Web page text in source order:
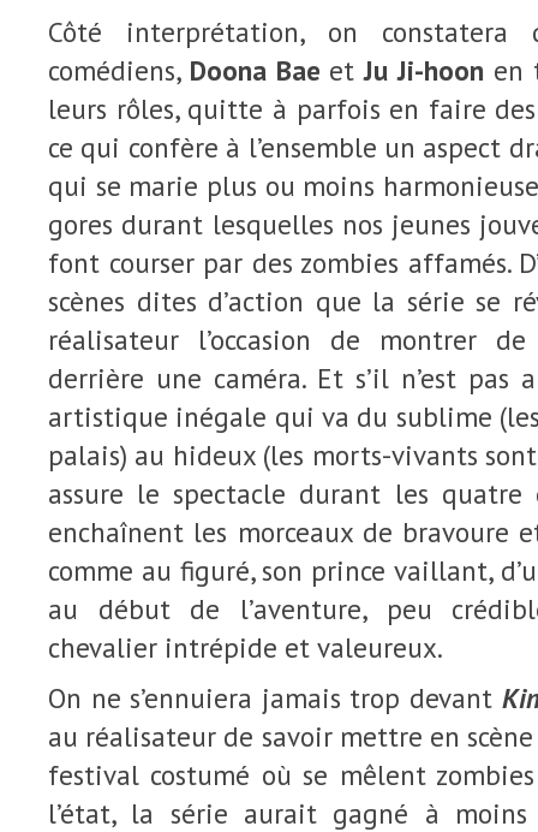
Côté interprétation, on
comédiens, Doona Bae etJu Ji-hoon en
leurs rôles, quitte à parfois en faire
ce qui confère à l’ensemble un aspect
qui se marie plus ou moins
gores durant lesquelles nos jeunes
font courser par des zombies affamés.
scènes dites d’action que la série se
réalisateur l’occasion de montrer
derrière une caméra. Et s’il n’est
artistique inégale qui va du sublime
palais) au hideux (les morts-vivants
assure le spectacle durant les quatre
enchaînent les morceaux de bravoure
comme au figuré, son prince vaillant,
au début de l’aventure, peu
chevalier intrépide et valeureux.
On ne s’ennuiera jamais trop devant
au réalisateur de savoir mettre en
festival costumé où se mêlent
l’état, la série aurait gagné à